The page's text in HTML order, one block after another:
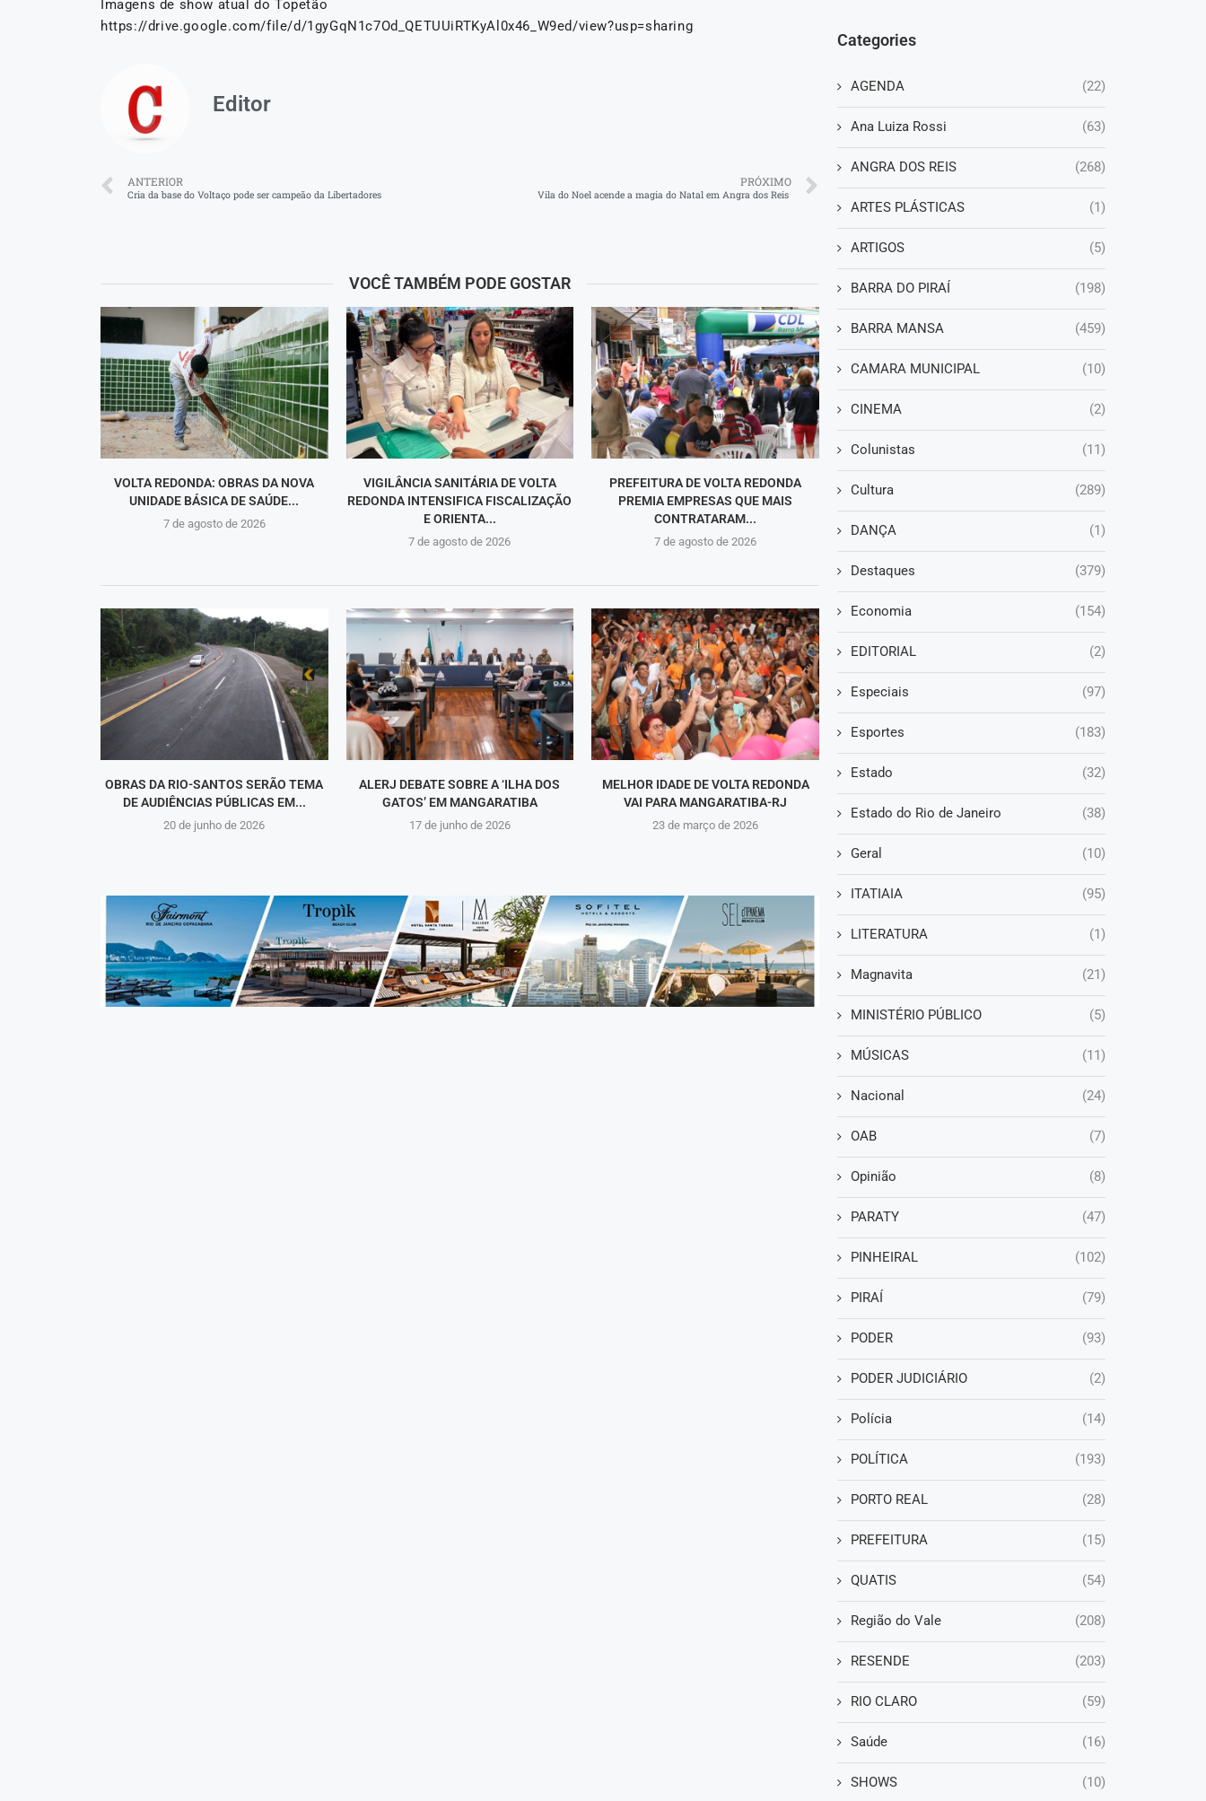
Imagens de show atual do Topetão
https://drive.google.com/file/d/1gyGqN1c7Od_QETUUiRTKyAl0x46_W9ed/view?usp=sharing
Editor
ANTERIOR
Cria da base do Voltaço pode ser campeão da Libertadores
PRÓXIMO
Vila do Noel acende a magia do Natal em Angra dos Reis
VOCÊ TAMBÉM PODE GOSTAR
VOLTA REDONDA: OBRAS DA NOVA
UNIDADE BÁSICA DE SAÚDE...
7 de agosto de 2026
VIGILÂNCIA SANITÁRIA DE VOLTA
REDONDA INTENSIFICA FISCALIZAÇÃO
E ORIENTA...
7 de agosto de 2026
PREFEITURA DE VOLTA REDONDA
PREMIA EMPRESAS QUE MAIS
CONTRATARAM...
7 de agosto de 2026
OBRAS DA RIO-SANTOS SERÃO TEMA
DE AUDIÊNCIAS PÚBLICAS EM...
20 de junho de 2026
ALERJ DEBATE SOBRE A ‘ILHA DOS
GATOS’ EM MANGARATIBA
17 de junho de 2026
MELHOR IDADE DE VOLTA REDONDA
VAI PARA MANGARATIBA-RJ
23 de março de 2026
Categories
AGENDA (22)
Ana Luiza Rossi (63)
ANGRA DOS REIS (268)
ARTES PLÁSTICAS (1)
ARTIGOS (5)
BARRA DO PIRAÍ (198)
BARRA MANSA (459)
CAMARA MUNICIPAL (10)
CINEMA (2)
Colunistas (11)
Cultura (289)
DANÇA (1)
Destaques (379)
Economia (154)
EDITORIAL (2)
Especiais (97)
Esportes (183)
Estado (32)
Estado do Rio de Janeiro (38)
Geral (10)
ITATIAIA (95)
LITERATURA (1)
Magnavita (21)
MINISTÉRIO PÚBLICO (5)
MÚSICAS (11)
Nacional (24)
OAB (7)
Opinião (8)
PARATY (47)
PINHEIRAL (102)
PIRAÍ (79)
PODER (93)
PODER JUDICIÁRIO (2)
Polícia (14)
POLÍTICA (193)
PORTO REAL (28)
PREFEITURA (15)
QUATIS (54)
Região do Vale (208)
RESENDE (203)
RIO CLARO (59)
Saúde (16)
SHOWS (10)